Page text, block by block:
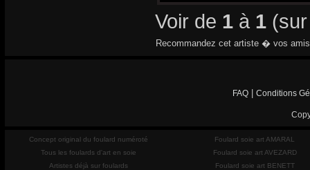
Voir de 1 à 1
Recommandez cet artiste � vos
FAQ Conditions
Concept original du foulard numéroté
Tous les foulards d'art en soie
Artistes déjà sur foulards
Foulard soie art AMARAL
Foulard soie art AVEZARD
Foulard soie art BENETT